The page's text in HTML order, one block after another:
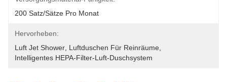
200 Satz/Sätze Pro Monat
Hervorheben:
Luft Jet Shower Luftduschen Für Reinräume
Intelligentes HEPA-Filter-Luft-Duschsystem